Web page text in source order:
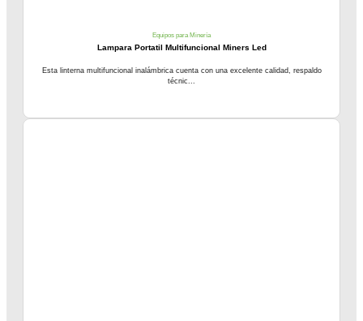
Equipos para Minería
Lampara Portatil Multifuncional Miners Led
Esta linterna multifuncional inalámbrica cuenta con una excelente calidad, respaldo
técnic...